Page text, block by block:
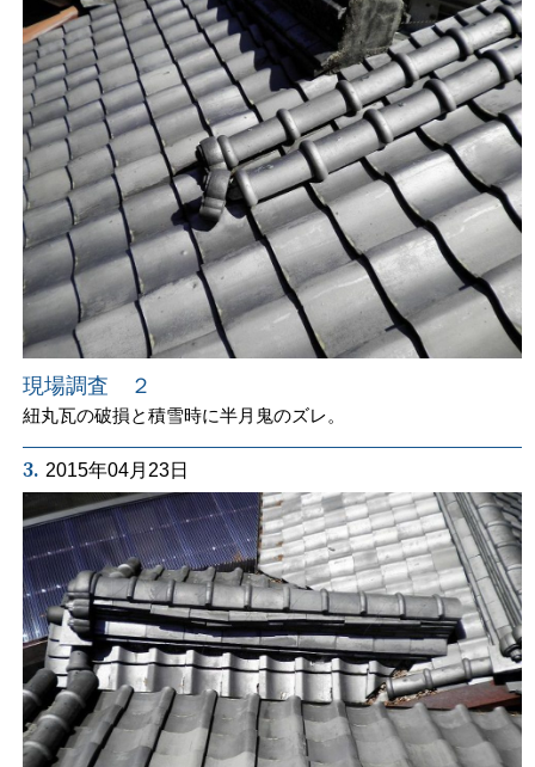
現場調査 ２
紐丸瓦の破損と積雪時に半月鬼のズレ。
3. 2015年04月23日